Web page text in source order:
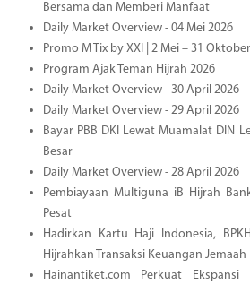
Bersama dan Memberi Manfaat
Daily Market Overview - 04 Mei 2026
Promo M Tix by XXI | 2 Mei – 31
Program Ajak Teman Hijrah 2026
Daily Market Overview - 30 April 2026
Daily Market Overview - 29 April 2026
Bayar PBB DKI Lewat Muamalat DIN
Besar
Daily Market Overview - 28 April 2026
Pembiayaan Multiguna iB Hijrah
Pesat
Hadirkan Kartu Haji Indonesia,
Hijrahkan Transaksi Keuangan Jemaah
Hainantiket.com Perkuat